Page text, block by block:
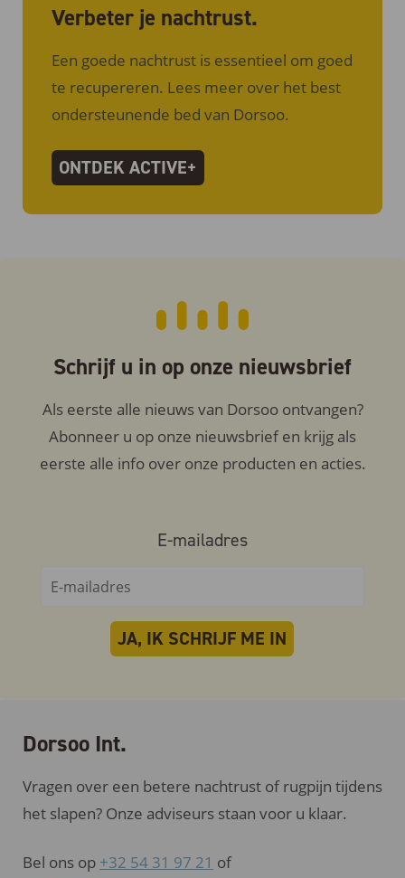
Verbeter je nachtrust.
Een goede nachtrust is essentieel om goed
te recupereren. Lees meer over het best
ondersteunende bed van Dorsoo.
ONTDEK ACTIVE+
Schrijf u in op onze nieuwsbrief
Als eerste alle nieuws van Dorsoo ontvangen?
Abonneer u op onze nieuwsbrief en krijg als
eerste alle info over onze producten en acties.
E-mailadres
Dorsoo Int.
Vragen over een betere nachtrust of rugpijn tijdens
het slapen? Onze adviseurs staan voor u klaar.
Bel ons op +32 54 31 97 21 of